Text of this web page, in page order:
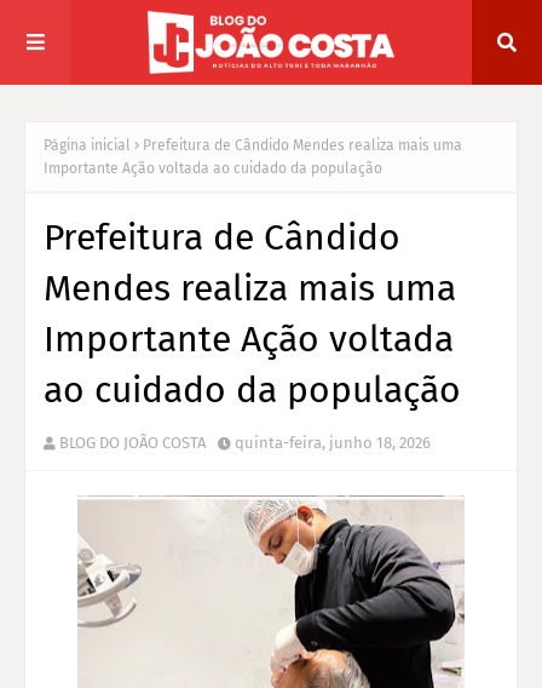
Página inicial
Prefeitura de Cândido Mendes realiza mais uma
Importante Ação voltada ao cuidado da população
Prefeitura de Cândido
Mendes realiza mais uma
Importante Ação voltada
ao cuidado da população
BLOG DO JOÃO COSTA quinta-feira, junho 18, 2026